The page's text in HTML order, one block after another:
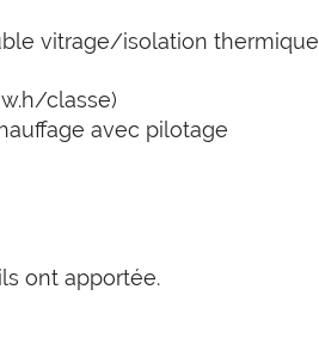
vitrage/isolation thermique
classe)
avec pilotage
ont apportée.